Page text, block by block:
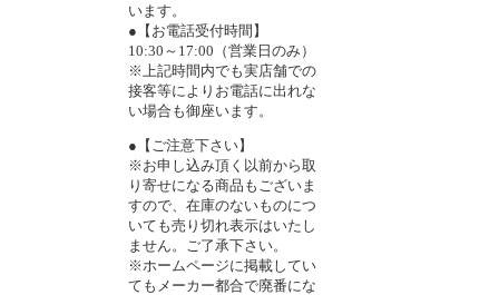
います。
●【お電話受付時間】
10:30～17:00（営業日のみ）
※上記時間内でも実店舗での
接客等によりお電話に出れな
い場合も御座います。
●【ご注意下さい】
※お申し込み頂く以前から取
り寄せになる商品もございま
すので、在庫のないものにつ
いても売り切れ表示はいたし
ません。ご了承下さい。
※ホームページに掲載してい
てもメーカー都合で廃番にな